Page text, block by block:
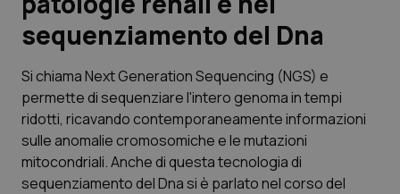
Lavoro e Professioni
Scienza e Farmaci
Studi e Analisi
Lettere al direttore
sequenziamento del Dna
Si chiama Next Generation Sequencing (NGS) e
permette di sequenziare l'intero genoma in tempi
ridotti, ricavando contemporaneamente informazioni
sulle anomalie cromosomiche e le mutazioni
mitocondriali. Anche di questa tecnologia di
sequenziamento del Dna si è parlato nel corso del